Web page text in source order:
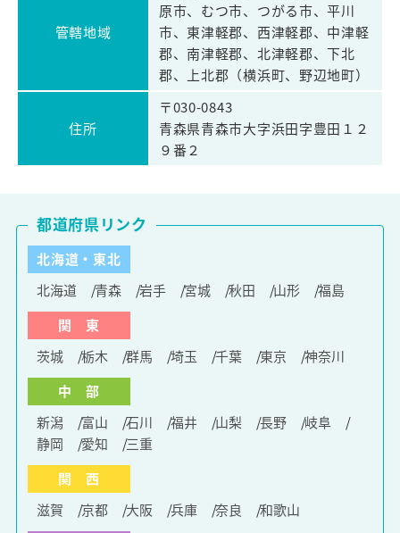
管轄地域
原市、むつ市、つがる市、平川
市、東津軽郡、西津軽郡、中津軽
郡、南津軽郡、北津軽郡、下北
郡、上北郡（横浜町、野辺地町）
住所
〒030-0843
青森県青森市大字浜田字豊田１２
９番２
北海道・東北
北海道
青森 岩手 宮城 秋田 山形
福島
関 東
茨城
栃木 群馬 埼玉 千葉 東京
神奈川
中 部
新潟
富山 石川 福井 山梨 長野
岐阜
静岡
愛知
三重
関 西
滋賀
京都 大阪 兵庫 奈良
和歌山
都道府県リンク